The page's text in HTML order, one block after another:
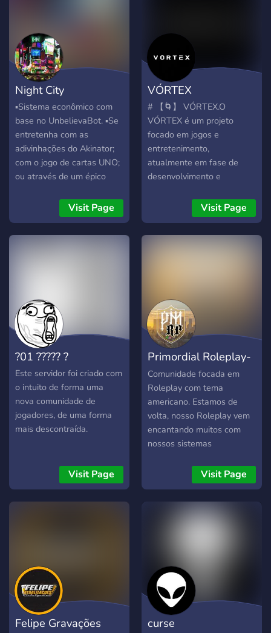
reconhecimento dentro de
uma hierarquia
cuidadosamente
estruturada. Nosso foco
está em fomentar
conexões reais, criar um
ambiente de respeito
mútuo e incentivar o
crescimento individual
dentro da comunidade. Seja
através de interações
criativos ou debates sobre
as últimas tendências, o
lugar aqui, promovendo
discussões construtivas e
colaborações criativas.
Crescimento Pessoal:
Incentivamos você a
aprender, compartilhar e
evoluir dentro do servidor,
com possibilidades de
atingir novos níveis de
participação e reconhecim
Memes/Mídia/Música ➜ 🗞️
Jornalismo ➜ 🤝 Fazemos
Parcerias
Night City
▪︎Sistema econômico com
base no UnbelievaBot. ▪︎Se
entretenha com as
adivinhações do Akinator;
com o jogo de cartas UNO;
ou através de um épico
RPG. ▪︎Defina sua gangue
ou torne-se um corporativo,
interagindo pelos canais
Visit Page
VÓRTEX
# ​【🌀】 VÓRTEX. ​O
VÓRTEX é um projeto
focado em jogos e
entretenimento,
atualmente em fase de
desenvolvimento e
números, buscamos
engajamento real através
de sistemas estruturados. ​
【⚙️】 O QUE JÁ TEMOS: ​
Segurança Avançada:
Proteção contra raids e
automoderação inteligente
via Security e Rio Bot. ​💬・
Canais Temáticos: Áreas
dedicadas para Minecraft,
Roblox e Gartic. ​🎫・
Suporte Direto: Sistema de
tickets funcional para
parcerias e dúvidas. ​🆙・
Progressão de Nível:
garantem prestígio na
hierarquia. ​【🛠️】 EM
Expansão da Loja: Novos
itens e benefícios para
de jogos com premiações
em destaque. ​🎭・
Customização: Mais opções
de cargos-coloridos e
identidade visual.
Visit Page
?01 ????? ?
Este servidor foi criado com
o intuito de forma uma
nova comunidade de
jogadores, de uma forma
mais descontraída.
Visit Page
Primordial Roleplay-
Brasil
Comunidade focada em
Roleplay com tema
americano. Estamos de
volta, nosso Roleplay vem
encantando muitos com
nossos sistemas
Visit Page
Felipe Gravações curse